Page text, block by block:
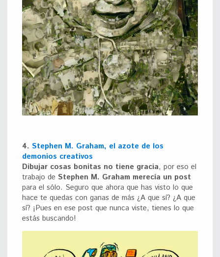
4. Stephen M. Graham, el azote de los
demonios creativos
Dibujar cosas bonitas no tiene gracia, por eso el
trabajo de Stephen M. Graham merecía un post
para el sólo. Seguro que ahora que has visto lo que
hace te quedas con ganas de más ¿A que sí? ¿A que
sí? ¡Pues en ese post que nunca viste, tienes lo que
estás buscando!